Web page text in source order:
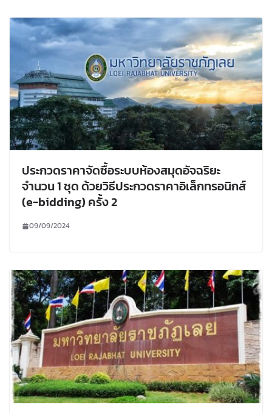
ประกวดราคาจัดซื้อระบบห้องสมุดอัจฉริยะ
จำนวน 1 ชุด ด้วยวิธีประกวดราคาอิเล็กทรอนิกส์
(e-bidding) ครั้ง 2
09/09/2024